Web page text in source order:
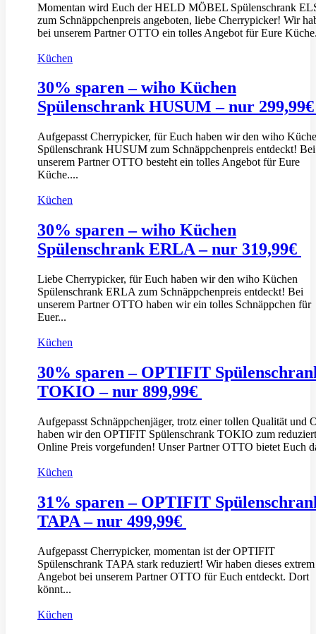
Momentan wird Euch der HELD MÖBEL Spülenschrank
zum Schnäppchenpreis angeboten, liebe Cherrypicker! Wir
bei unserem Partner OTTO ein tolles Angebot für Eure
Küchen
30% sparen – wiho Küchen
Spülenschrank HUSUM – nur
Aufgepasst Cherrypicker, für Euch haben wir den wiho
Spülenschrank HUSUM zum Schnäppchenpreis entdeckt! Bei
unserem Partner OTTO besteht ein tolles Angebot für Eure
Küche....
Küchen
30% sparen – wiho Küchen
Spülenschrank ERLA – nur 319,99€
Liebe Cherrypicker, für Euch haben wir den wiho Küchen
Spülenschrank ERLA zum Schnäppchenpreis entdeckt! Bei
unserem Partner OTTO haben wir ein tolles Schnäppchen für
Euer...
Küchen
30% sparen – OPTIFIT
TOKIO – nur 899,99€
Aufgepasst Schnäppchenjäger, trotz einer tollen Qualität und
haben wir den OPTIFIT Spülenschrank TOKIO zum
Online Preis vorgefunden! Unser Partner OTTO bietet Euch
Küchen
31% sparen – OPTIFIT
TAPA – nur 499,99€
Aufgepasst Cherrypicker, momentan ist der OPTIFIT
Spülenschrank TAPA stark reduziert! Wir haben dieses
Angebot bei unserem Partner OTTO für Euch entdeckt. Dort
könnt...
Küchen